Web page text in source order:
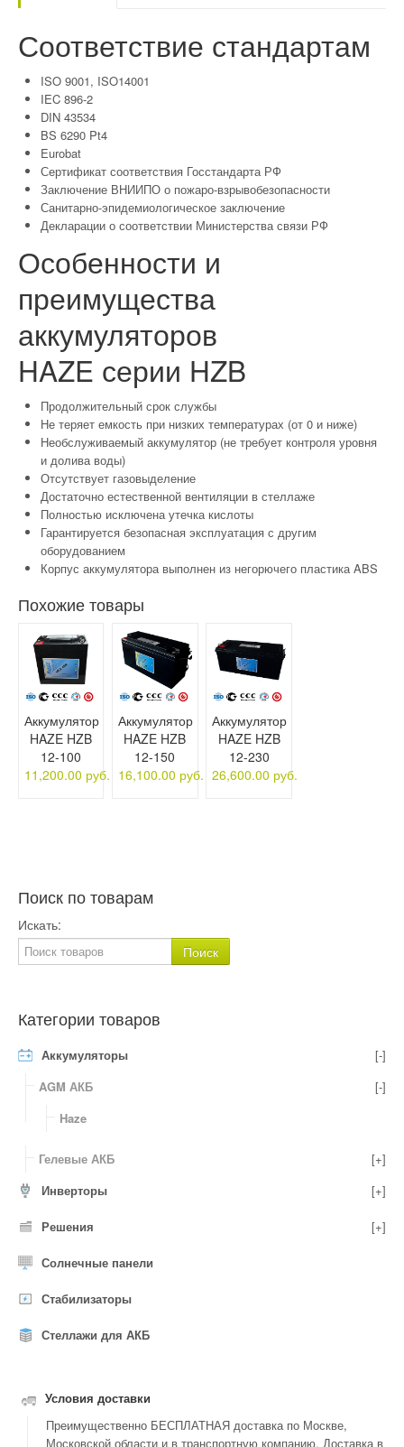
Соответствие стандартам
ISO 9001, ISO14001
IEC 896-2
DIN 43534
BS 6290 Pt4
Eurobat
Сертификат соответствия Госстандарта РФ
Заключение ВНИИПО о пожаро-взрывобезопасности
Санитарно-эпидемиологическое заключение
Декларации о соответствии Министерства связи РФ
Особенности и
преимущества
аккумуляторов
HAZE серии HZB
Продолжительный срок службы
Не теряет емкость при низких температурах (от 0 и ниже)
Необслуживаемый аккумулятор (не требует контроля уровня
и долива воды)
Отсутствует газовыделение
Достаточно естественной вентиляции в стеллаже
Полностью исключена утечка кислоты
Гарантируется безопасная эксплуатация с другим
оборудованием
Корпус аккумулятора выполнен из негорючего пластика ABS
Похожие товары
Аккумулятор
HAZE HZB
12-100
11,200.00 руб.
Аккумулятор
HAZE HZB
12-150
16,100.00 руб.
Аккумулятор
HAZE HZB
12-230
26,600.00 руб.
Поиск по товарам
Искать:
Категории товаров
Аккумуляторы
[-]
AGM АКБ
[-]
Haze
Гелевые АКБ
[+]
Инверторы
[+]
Решения [+]
Солнечные панели
Стабилизаторы
Стеллажи для АКБ
Условия доставки
Преимущественно БЕСПЛАТНАЯ доставка по Москве,
Московской области и в транспортную компанию. Доставка в